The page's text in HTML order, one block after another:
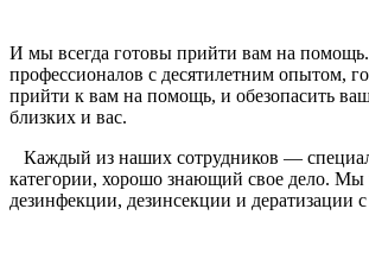
И мы всегда готовы прийти вам на
профессионалов с десятилетним опытом,
прийти к вам на помощь, и обезопасить
близких и вас.
Каждый из наших сотрудников —
категории, хорошо знающий свое дело. Мы
дезинфекции, дезинсекции и дератизации с